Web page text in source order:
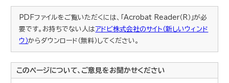
PDFファイルをご覧いただくには、「Acrobat Reader（R）」が必
要です。お持ちでない人はアドビ株式会社のサイト（新しいウィンド
ウ）からダウンロード（無料）してください。
このページについて、ご意見をお聞かせください